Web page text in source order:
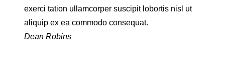
exerci tation ullamcorper suscipit lobortis nisl ut
aliquip ex ea commodo consequat.
Dean Robins